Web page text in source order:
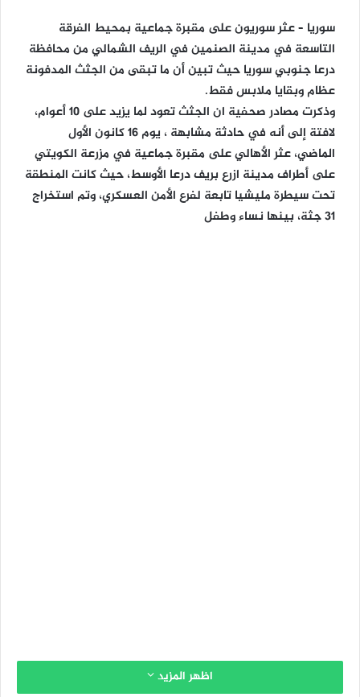
سوريا – عثر سوريون على مقبرة جماعية بمحيط الفرقة
التاسعة في مدينة الصنمين في الريف الشمالي من محافظة
درعا جنوبي سوريا حيث تبين أن ما تبقى من الجثث المدفونة
عظام وبقايا ملابس فقط.
وذكرت مصادر صحفية ان الجثث تعود لما يزيد على 10 أعوام،
لافتة إلى أنه في حادثة مشابهة ، يوم 16 كانون الأول
الماضي، عثر الأهالي على مقبرة جماعية في مزرعة الكويتي
على أطراف مدينة ازرع بريف درعا الأوسط، حيث كانت المنطقة
تحت سيطرة مليشيا تابعة لفرع الأمن العسكري، وتم استخراج
31 جثة، بينها نساء وطفل
اظهر المزيد